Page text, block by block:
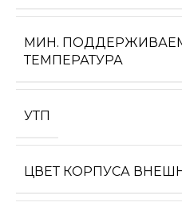
МИН.
ТЕМПЕРАТУРА
УТП
ЦВЕТ КОРПУСА